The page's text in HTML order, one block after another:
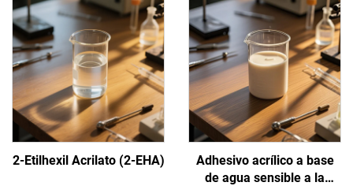
2-Etilhexil Acrilato (2-EHA)
Adhesivo acrílico a base
de agua sensible a la